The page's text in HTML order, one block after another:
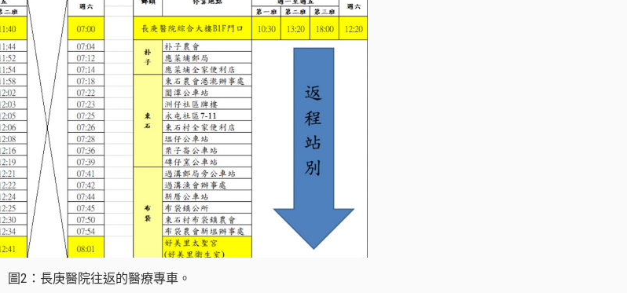
圖2：長庚醫院往返的醫療專車。